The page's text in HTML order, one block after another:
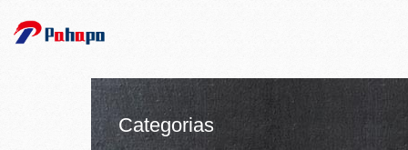
Categorias